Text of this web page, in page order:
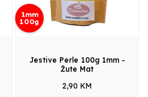
1mm
100g
Jestive Perle 100g 1mm -
Žute Mat
2,90 KM